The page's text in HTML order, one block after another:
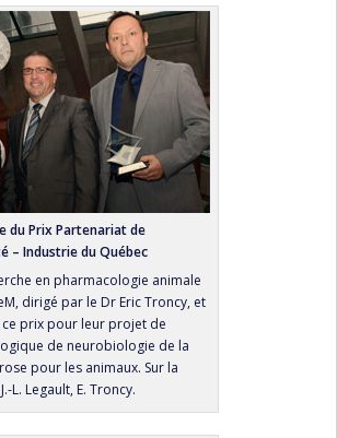
du Prix Partenariat de
– Industrie du Québec
en pharmacologie animale
dirigé par le Dr Eric Troncy, et
prix pour leur projet de
de neurobiologie de la
pour les animaux. Sur la
L. Legault, E. Troncy.